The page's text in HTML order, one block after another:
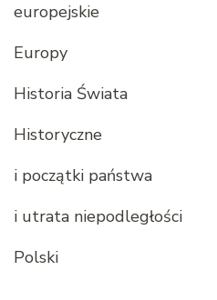
europejskie
Europy
Historia Świata
Historyczne
i początki państwa
i utrata niepodległości
Polski